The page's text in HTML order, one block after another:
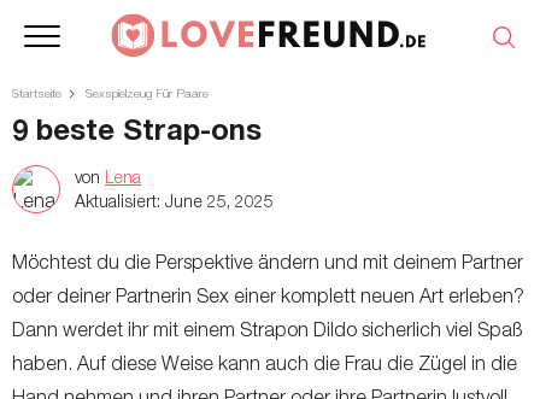
Startseite Sexspielzeug Für Paare
9 beste Strap-ons
von Lena
Aktualisiert: June 25, 2025
Möchtest du die Perspektive ändern und mit deinem Partner
oder deiner Partnerin Sex einer komplett neuen Art erleben?
Dann werdet ihr mit einem Strapon Dildo sicherlich viel Spaß
haben. Auf diese Weise kann auch die Frau die Zügel in die